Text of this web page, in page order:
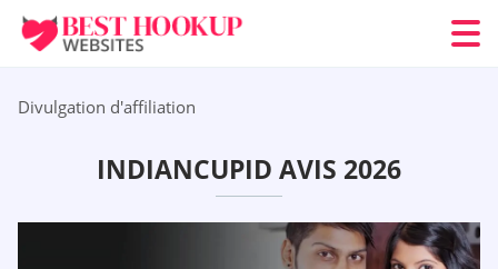
Divulgation d'affiliation
INDIANCUPID AVIS 2026